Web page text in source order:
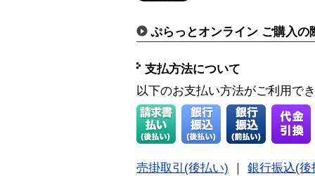
ぷらっとオンライン ご購入の
支払方法について
以下のお支払い方法がご利用で
売掛取引(後払い)
銀行振込(後